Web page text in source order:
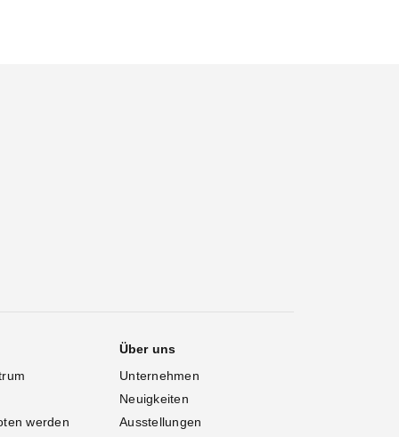
werden
Über uns
Unternehmen
Neuigkeiten
Ausstellungen